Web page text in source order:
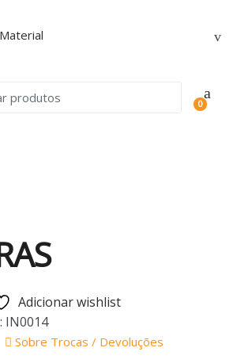
0
Adicionar wishlist
IN0014
Sobre Trocas / Devoluções